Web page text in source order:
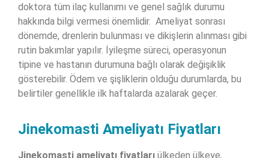
doktora tüm ilaç kullanımı ve genel sağlık durumu
hakkında bilgi vermesi önemlidir. Ameliyat sonrası
dönemde, drenlerin bulunması ve dikişlerin alınması gibi
rutin bakımlar yapılır. İyileşme süreci, operasyonun
tipine ve hastanın durumuna bağlı olarak değişiklik
gösterebilir. Ödem ve şişliklerin olduğu durumlarda, bu
belirtiler genellikle ilk haftalarda azalarak geçer.
Jinekomasti Ameliyatı Fiyatları
Jinekomasti ameliyatı fiyatları ülkeden ülkeye,